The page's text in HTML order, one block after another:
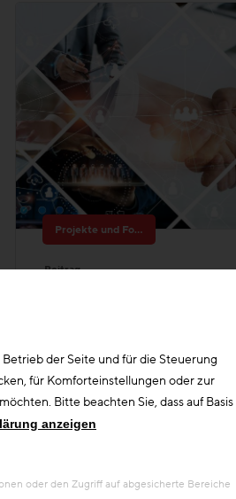
Beitrag
Forschungsreihe der
Bundesinnung Bau
Unterstützung der
umgesetzt
der Seite und für die Steuerung
für Komforteinstellungen oder zur
Bitte beachten Sie, dass auf Basis
anzeigen
oder den Zugriff auf abgesicherte Bereiche